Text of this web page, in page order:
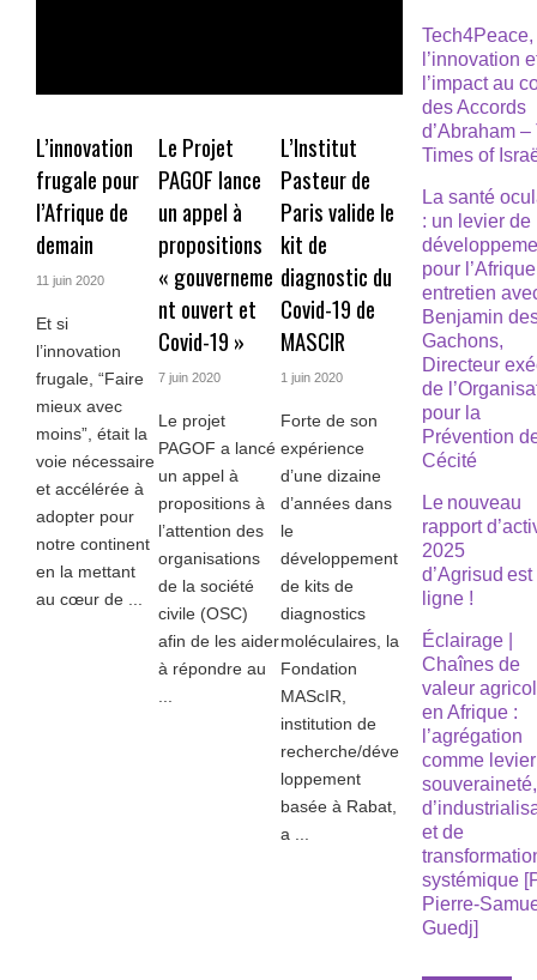
L’innovation
frugale pour
l’Afrique de
demain
11 juin 2020
Et si
l’innovation
frugale, “Faire
mieux avec
moins”, était la
voie nécessaire
et accélérée à
adopter pour
notre continent
en la mettant
au cœur de ...
Le Projet
PAGOF lance
un appel à
propositions
« gouverneme
nt ouvert et
Covid-19 »
7 juin 2020
Le projet
PAGOF a lancé
un appel à
propositions à
l’attention des
organisations
de la société
civile (OSC)
afin de les aider
à répondre au
L’Institut
Pasteur de
Paris valide le
kit de
diagnostic du
Covid-19 de
MASCIR
1 juin 2020
Forte de son
expérience
d’une dizaine
d’années dans
le
développement
de kits de
diagnostics
moléculaires, la
Fondation
MAScIR,
institution de
recherche/déve
loppement
basée à Rabat,
a ...
Tech4Peace,
l’innovation
l’impact au
des Accords
d’Abraham –
Times of
La santé
: un levier de
pour
entretien
Benjamin
Gachons,
Directeur
de
pour la
Prévention
Cécité
Le nouveau
rapport
2025
d’Agrisud
ligne !
Éclairage |
Chaînes de
valeur
en Afrique :
l’agrégation
comme
souveraineté,
et de
systémique
Pierre-
Guedj]